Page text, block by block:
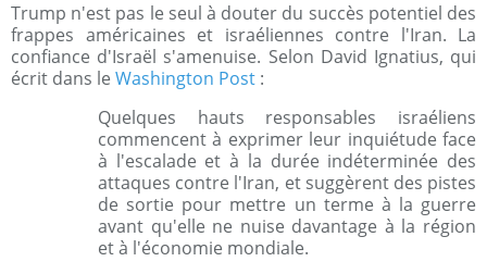
Trump n'est pas le seul à douter du succès potentiel des
frappes américaines et israéliennes contre l'Iran. La
confiance d'Israël s'amenuise. Selon David Ignatius, qui
écrit dans le Washington Post :
Quelques hauts responsables israéliens
commencent à exprimer leur inquiétude face
à l'escalade et à la durée indéterminée des
attaques contre l'Iran, et suggèrent des pistes
de sortie pour mettre un terme à la guerre
avant qu'elle ne nuise davantage à la région
et à l'économie mondiale.